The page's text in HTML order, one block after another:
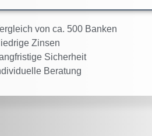
von ca. 500 Banken
Zinsen
Sicherheit
Beratung